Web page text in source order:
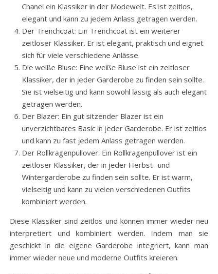
Chanel ein Klassiker in der Modewelt. Es ist zeitlos,
elegant und kann zu jedem Anlass getragen werden.
Der Trenchcoat: Ein Trenchcoat ist ein weiterer
zeitloser Klassiker. Er ist elegant, praktisch und eignet
sich für viele verschiedene Anlässe.
Die weiße Bluse: Eine weiße Bluse ist ein zeitloser
Klassiker, der in jeder Garderobe zu finden sein sollte.
Sie ist vielseitig und kann sowohl lässig als auch elegant
getragen werden.
Der Blazer: Ein gut sitzender Blazer ist ein
unverzichtbares Basic in jeder Garderobe. Er ist zeitlos
und kann zu fast jedem Anlass getragen werden.
Der Rollkragenpullover: Ein Rollkragenpullover ist ein
zeitloser Klassiker, der in jeder Herbst- und
Wintergarderobe zu finden sein sollte. Er ist warm,
vielseitig und kann zu vielen verschiedenen Outfits
kombiniert werden.
Diese Klassiker sind zeitlos und können immer wieder neu
interpretiert und kombiniert werden. Indem man sie
geschickt in die eigene Garderobe integriert, kann man
immer wieder neue und moderne Outfits kreieren.